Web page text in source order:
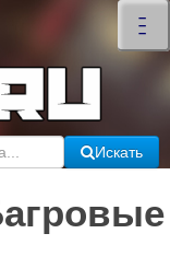
–
–
–
×
Искать